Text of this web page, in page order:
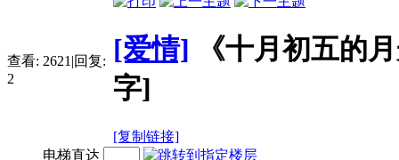
查看: 2621 |回复:
2
[爱情]
《十月初五的
字]
[复制链接]
电梯直达